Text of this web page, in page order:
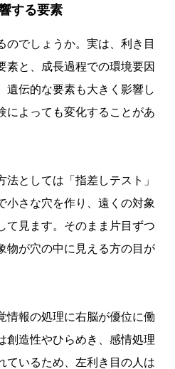
する要素
のでしょうか。実は、利き目
素と、成長過程での環境要因
遺伝的な要素も大きく影響し
によっても変化することがあ
としては「指差しテスト」
小さな穴を作り、遠くの対象
て見ます。そのまま片目ずつ
物が穴の中に見える方の目が
情報の処理に右脳が優位に働
創造性やひらめき、感情処理
ているため、左利き目の人は